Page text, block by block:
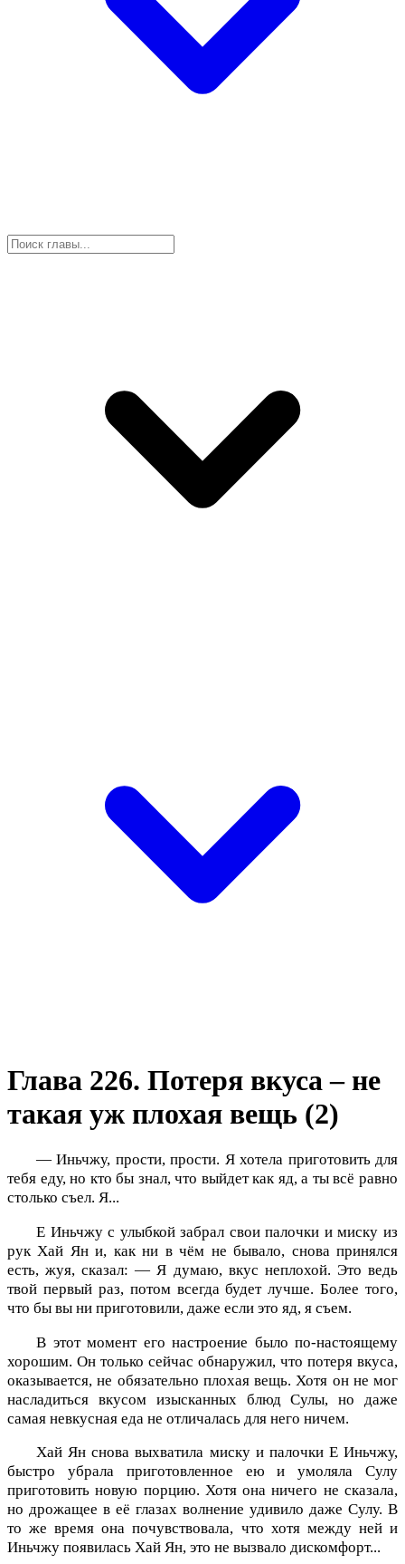
Глава 226. Потеря вкуса – не
такая уж плохая вещь (2)
— Иньчжу, прости, прости. Я хотела приготовить для
тебя еду, но кто бы знал, что выйдет как яд, а ты всё равно
столько съел. Я...
Е Иньчжу с улыбкой забрал свои палочки и миску из
рук Хай Ян и, как ни в чём не бывало, снова принялся
есть, жуя, сказал: — Я думаю, вкус неплохой. Это ведь
твой первый раз, потом всегда будет лучше. Более того,
что бы вы ни приготовили, даже если это яд, я съем.
В этот момент его настроение было по-настоящему
хорошим. Он только сейчас обнаружил, что потеря вкуса,
оказывается, не обязательно плохая вещь. Хотя он не мог
насладиться вкусом изысканных блюд Сулы, но даже
самая невкусная еда не отличалась для него ничем.
Хай Ян снова выхватила миску и палочки Е Иньчжу,
быстро убрала приготовленное ею и умоляла Сулу
приготовить новую порцию. Хотя она ничего не сказала,
но дрожащее в её глазах волнение удивило даже Сулу. В
то же время она почувствовала, что хотя между ней и
Иньчжу появилась Хай Ян, это не вызвало дискомфорт...